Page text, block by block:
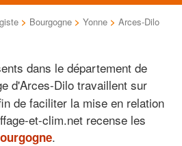
> Bourgogne > Yonne > Arces-Dilo
dans le département de
d'Arces-Dilo travaillent sur
de faciliter la mise en relation
et-clim.net recense les
.